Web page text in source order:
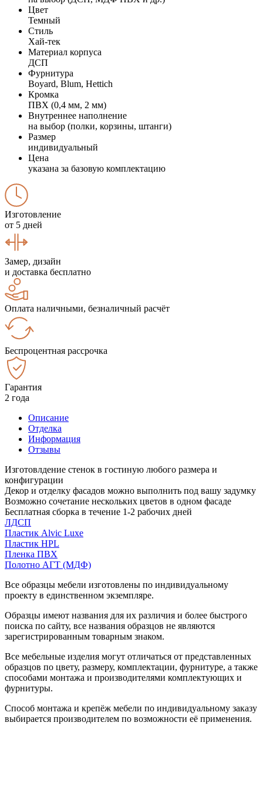
Цвет
Темный
Стиль
Хай-тек
Материал корпуса
ДСП
Фурнитура
Boyard, Blum, Hettich
Кромка
ПВХ (0,4 мм, 2 мм)
Внутреннее наполнение
на выбор (полки, корзины, штанги)
Размер
индивидуальный
Цена
указана за базовую комплектацию
Изготовление
от 5 дней
Замер, дизайн
и доставка бесплатно
Оплата наличными, безналичный расчёт
Беспроцентная рассрочка
Гарантия
2 года
Описание
Отделка
Информация
Отзывы
Изготовлдение стенок в гостиную любого размера и
конфигурации
Декор и отделку фасадов можно выполнить под вашу задумку
Возможно сочетание нескольких цветов в одном фасаде
Бесплатная сборка в течение 1-2 рабочих дней
ЛДСП
Пластик Alvic Luxe
Пластик HPL
Пленка ПВХ
Полотно АГТ (МДФ)
Все образцы мебели изготовлены по индивидуальному
проекту в единственном экземпляре.
Образцы имеют названия для их различия и более быстрого
поиска по сайту, все названия образцов не являются
зарегистрированным товарным знаком.
Все мебельные изделия могут отличаться от представленных
образцов по цвету, размеру, комплектации, фурнитуре, а также
способами монтажа и производителями комплектующих и
фурнитуры.
Способ монтажа и крепёж мебели по индивидуальному заказу
выбирается производителем по возможности её применения.